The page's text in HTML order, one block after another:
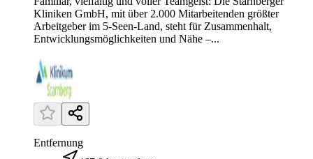
Kliniken GmbH, mit über 2.000 Mitarbeitenden größter
Arbeitgeber im 5-Seen-Land, steht für Zusammenhalt,
Entwicklungsmöglichkeiten und Nähe –...
Entfernung